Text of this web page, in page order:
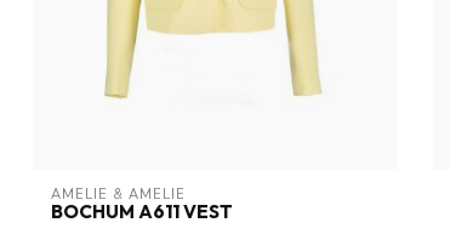
AMELIE & AMELIE
BOCHUM A611 VEST